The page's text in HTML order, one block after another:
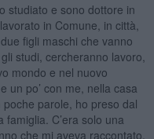
studiato e sono dottore in
in Comune, in città,
figli maschi che vanno
studi, cercheranno lavoro,
mondo e nel nuovo
un po’ con me, nella casa
parole, ho preso dal
C’era solo una
che mi aveva raccontato.